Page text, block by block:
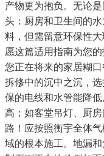
产物更为抱负。无论
头：厨房和卫生间的
料，但需留意环保性
愿这篇适用指南为您
您正在将来的家居糊
拆修中的沉中之沉，
保的电线和水管能降
高；如客堂吊灯、厨
路！应按照衡宇全体
域的根本施工。地漏